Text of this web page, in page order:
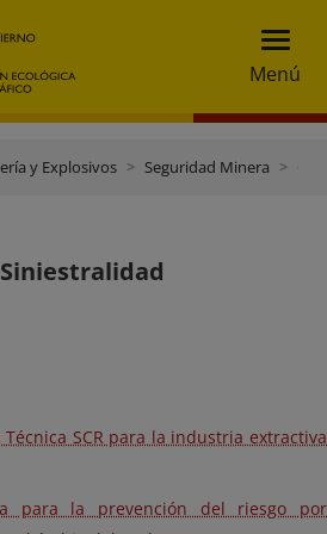
Menú
y Explosivos Seguridad Minera
SCR para la industria extractiva
para la prevención del riesgo por